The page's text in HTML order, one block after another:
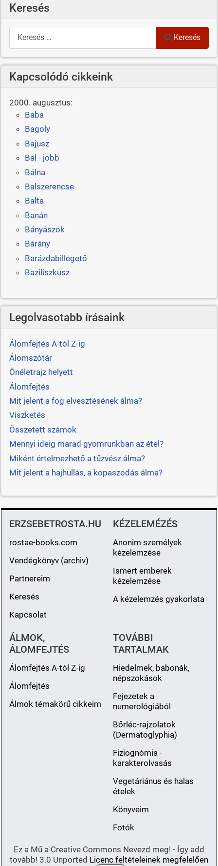
Keresés
Keresés
Keresés
Kapcsolódó cikkeink
2000. augusztus:
Baba
Bagoly
Bajusz
Bal - jobb
Bálna
Balszerencse
Balta
Banán
Bányászok
Bárány
Barázdabillegető
Baziliszkusz
Legolvasotabb írásaink
Álomfejtés A-tól Z-ig
Álomszótár
Önéletrajz helyett
Álomfejtés
Mit jelent a fog elvesztésének álma?
Viszketés
Összetett számok
Mennyi ideig marad gyomrunkban az étel?
Miként értelmezhető a tűzvész álma?
Mit jelent a hajhullás, a kopaszodás álma?
ERZSEBETROSTA.HU
rostae-books.com
Vendégkönyv (archiv)
Partnereim
Keresés
Kapcsolat
KÉZELEMÉZÉS
Anonim személyek
kézelemzése
Ismert emberek
kézelemzése
A kézelemzés gyakorlata
ÁLMOK,
ÁLOMFEJTÉS
Álomfejtés A-tól Z-ig
Álomfejtés
Álmok témakörű cikkeim
TOVÁBBI
TARTALMAK
Hiedelmek, babonák,
népszokások
Fejezetek a
numerológiából
Bőrléc-rajzolatok
(Dermatoglyphia)
Fiziognómia -
karakterolvasás
Vegetáriánus és halas
ételek
Könyveim
Fotók
Ez a Mű a Creative Commons Nevezd meg! - Így add
tovább! 3.0 Unported Licenc feltételeinek megfelelően